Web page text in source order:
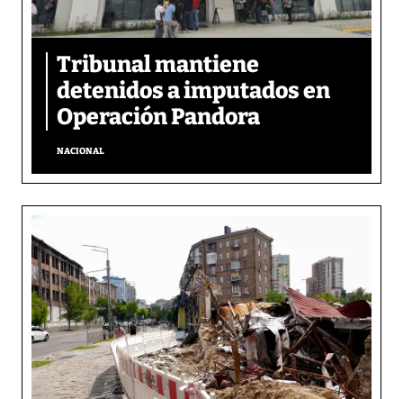
Tribunal mantiene
detenidos a imputados en
Operación Pandora
NACIONAL